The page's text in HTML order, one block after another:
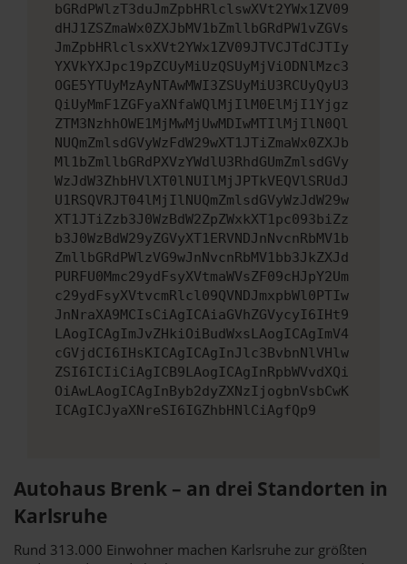
bGRdPWlzT3duJmZpbHRlclswXVt2YWx1ZV09
dHJ1ZSZmaWx0ZXJbMV1bZmllbGRdPW1vZGVs
JmZpbHRlclsxXVt2YWx1ZV09JTVCJTdCJTIy
YXVkYXJpc19pZCUyMiUzQSUyMjViODNlMzc3
OGE5YTUyMzAyNTAwMWI3ZSUyMiU3RCUyQyU3
QiUyMmF1ZGFyaXNfaWQlMjIlM0ElMjI1Yjgz
ZTM3NzhhOWE1MjMwMjUwMDIwMTIlMjIlN0Ql
NUQmZmlsdGVyWzFdW29wXT1JTiZmaWx0ZXJb
Ml1bZmllbGRdPXVzYWdlU3RhdGUmZmlsdGVy
WzJdW3ZhbHVlXT0lNUIlMjJPTkVEQVlSRUdJ
U1RSQVRJT04lMjIlNUQmZmlsdGVyWzJdW29w
XT1JTiZzb3J0WzBdW2ZpZWxkXT1pc093biZz
b3J0WzBdW29yZGVyXT1ERVNDJnNvcnRbMV1b
ZmllbGRdPWlzVG9wJnNvcnRbMV1bb3JkZXJd
PURFU0Mmc29ydFsyXVtmaWVsZF09cHJpY2Um
c29ydFsyXVtvcmRlcl09QVNDJmxpbWl0PTIw
JnNraXA9MCIsCiAgICAiaGVhZGVycyI6IHt9
LAogICAgImJvZHkiOiBudWxsLAogICAgImV4
cGVjdCI6IHsKICAgICAgInJlc3BvbnNlVHlw
ZSI6ICIiCiAgICB9LAogICAgInRpbWVvdXQi
OiAwLAogICAgInByb2dyZXNzIjogbnVsbCwK
ICAgICJyaXNreSI6IGZhbHNlCiAgfQp9
Autohaus Brenk – an drei Standorten in
Karlsruhe
Rund 313.000 Einwohner machen Karlsruhe zur größten